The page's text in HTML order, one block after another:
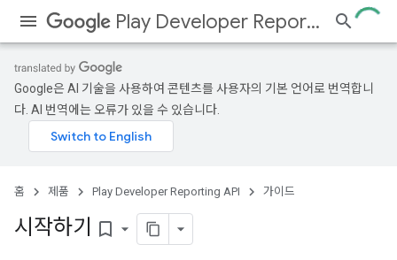
Play Developer Reporting API
Google은 AI 기술을 사용하여 콘텐츠를 사용자의 기본 언어로 번역합니
다. AI 번역에는 오류가 있을 수 있습니다.
홈 제품 Play Developer Reporting API 가이드
시작하기 bookmark_border